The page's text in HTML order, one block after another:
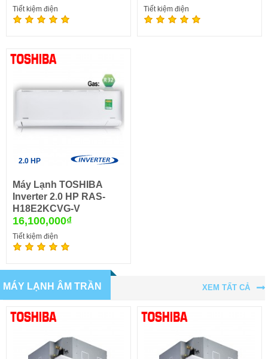
Tiết kiệm điện Tiết kiệm điện
2.0 HP
Máy Lạnh TOSHIBA
Inverter 2.0 HP RAS-
H18E2KCVG-V
16,100,000₫
Tiết kiệm điện
MÁY LẠNH ÂM TRẦN XEM TẤT CẢ